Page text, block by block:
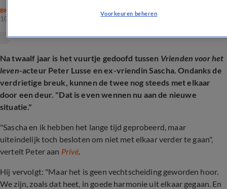
BN'ERS
10 dec 2025, 21:45
Na twaalf jaar is het vuurtje gedoofd tussen Vrienden voor het
leven-acteur Peter Lusse en ex-vriendin Sascha. Ondanks de
verdrietige breuk, kunnen de twee nog steeds met elkaar
door een deur. "Dat is even wennen nu aan de nieuwe
situatie."
"Sascha en ik hebben het lange tijd geprobeerd, maar
uiteindelijk toch besloten om niet met elkaar verder te gaan",
vertelt Peter aan Privé.
Hij vervolgt: "Maar het is geen vechtscheiding geworden hoor.
We zijn, zoals dat heet, in goede harmonie uit elkaar gegaan. En
Voorkeuren beheren